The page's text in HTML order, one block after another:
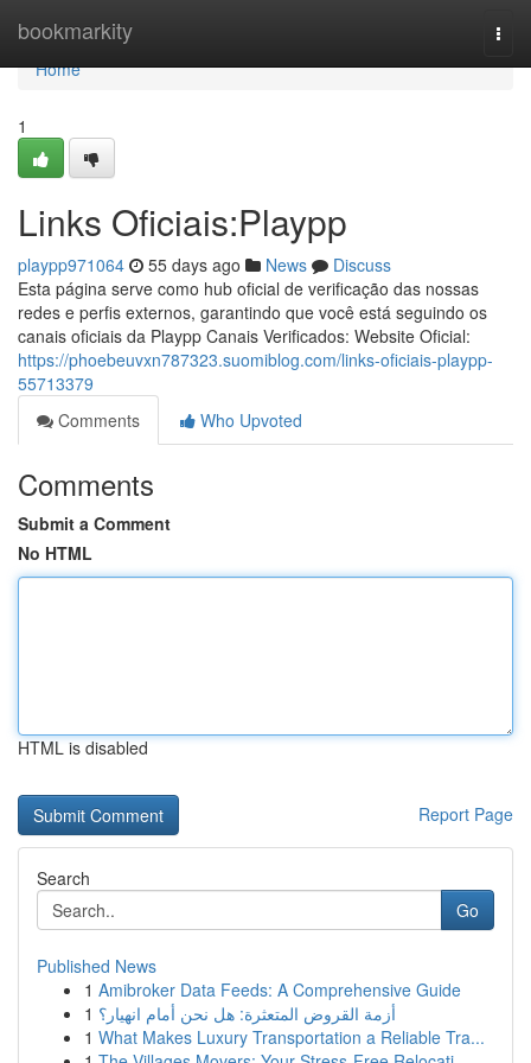
bookmarkity
Home
Home
1
Links Oficiais:Playpp
playpp971064 55 days ago News
Discuss
Esta página serve como hub oficial de verificação das nossas
redes e perfis externos, garantindo que você está seguindo os
canais oficiais da Playpp Canais Verificados: Website Oficial:
https://phoebeuvxn787323.suomiblog.com/links-oficiais-playpp-
55713379
Comments
Who Upvoted
Comments
Submit a Comment
No HTML
HTML is disabled
Report Page
Search
Go
Published News
1 Amibroker Data Feeds: A Comprehensive Guide
1 أزمة القروض المتعثرة: هل نحن أمام انهيار؟
1 What Makes Luxury Transportation a Reliable Tra...